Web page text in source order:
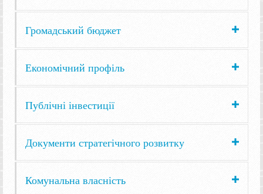
Громадський бюджет
Економічний профіль
Публічні інвестиції
Документи стратегічного розвитку
Комунальна власність